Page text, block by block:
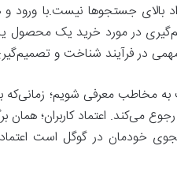
بالای جستجوها نیست.با
در مورد خرید یک محصول
در فرآیند شناخت و
مخاطب معرفی شویم؛ زمانی‌که
می‌کند. اعتماد کاربران؛
خودمان در گوگل است